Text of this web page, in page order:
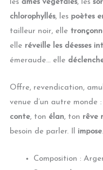
les âmes végétales, les
chlorophyllés, les poètes
tailleur noir, elle
elle réveille les déesses
émeraude… elle
Offre, revendication,
venue d’un autre monde
conte, ton élan, ton rêve
besoin de parler. Il impose
Composition :